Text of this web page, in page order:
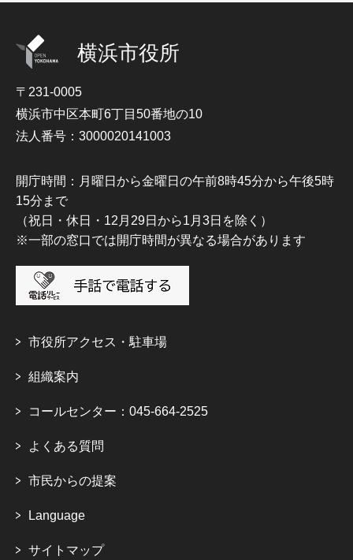
横浜市役所
〒231-0005
横浜市中区本町6丁目50番地の10
法人番号：3000020141003
開庁時間：月曜日から金曜日の午前8時45分から午後5時
15分まで
（祝日・休日・12月29日から1月3日を除く）
※一部の窓口では開庁時間が異なる場合があります
市役所アクセス・駐車場
組織案内
コールセンター：045-664-2525
よくある質問
市民からの提案
Language
サイトマップ